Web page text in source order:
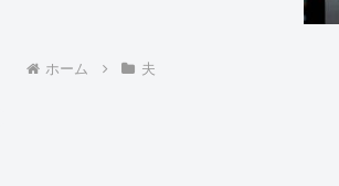
ホーム 夫